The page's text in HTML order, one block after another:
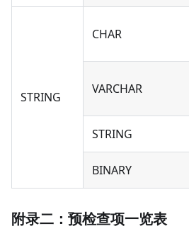
STRING
CHAR
VARCHAR
STRING
BINARY
附录二：预检查项一览表